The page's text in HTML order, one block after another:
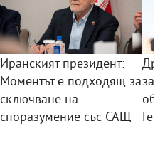
Иранският президент:
Моментът е подходящ за
сключване на
споразумение със САЩ